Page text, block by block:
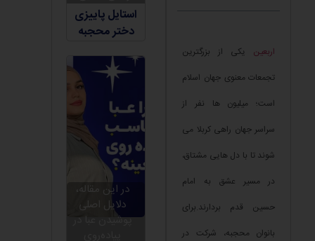
اربعین یکی از بزرگترین
تجمعات معنوی جهان اسلام
است؛ میلیون ها نفر از
سراسر جهان راهی کربلا می
شوند تا با دل هایی مشتاق،
در مسیر عشق به امام
حسین قدم بردارند.برای
بانوان محجبه، شرکت در
استایل پاییزی
دختر محجبه
در این مقاله،
دلایل اصلی
پوشیدن عبا در